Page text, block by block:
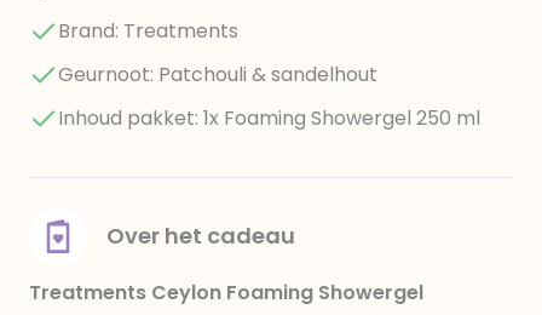
Brand: Treatments
Geurnoot: Patchouli & sandelhout
Inhoud pakket: 1x Foaming Showergel 250 ml
Over het cadeau
Treatments Ceylon Foaming Showergel